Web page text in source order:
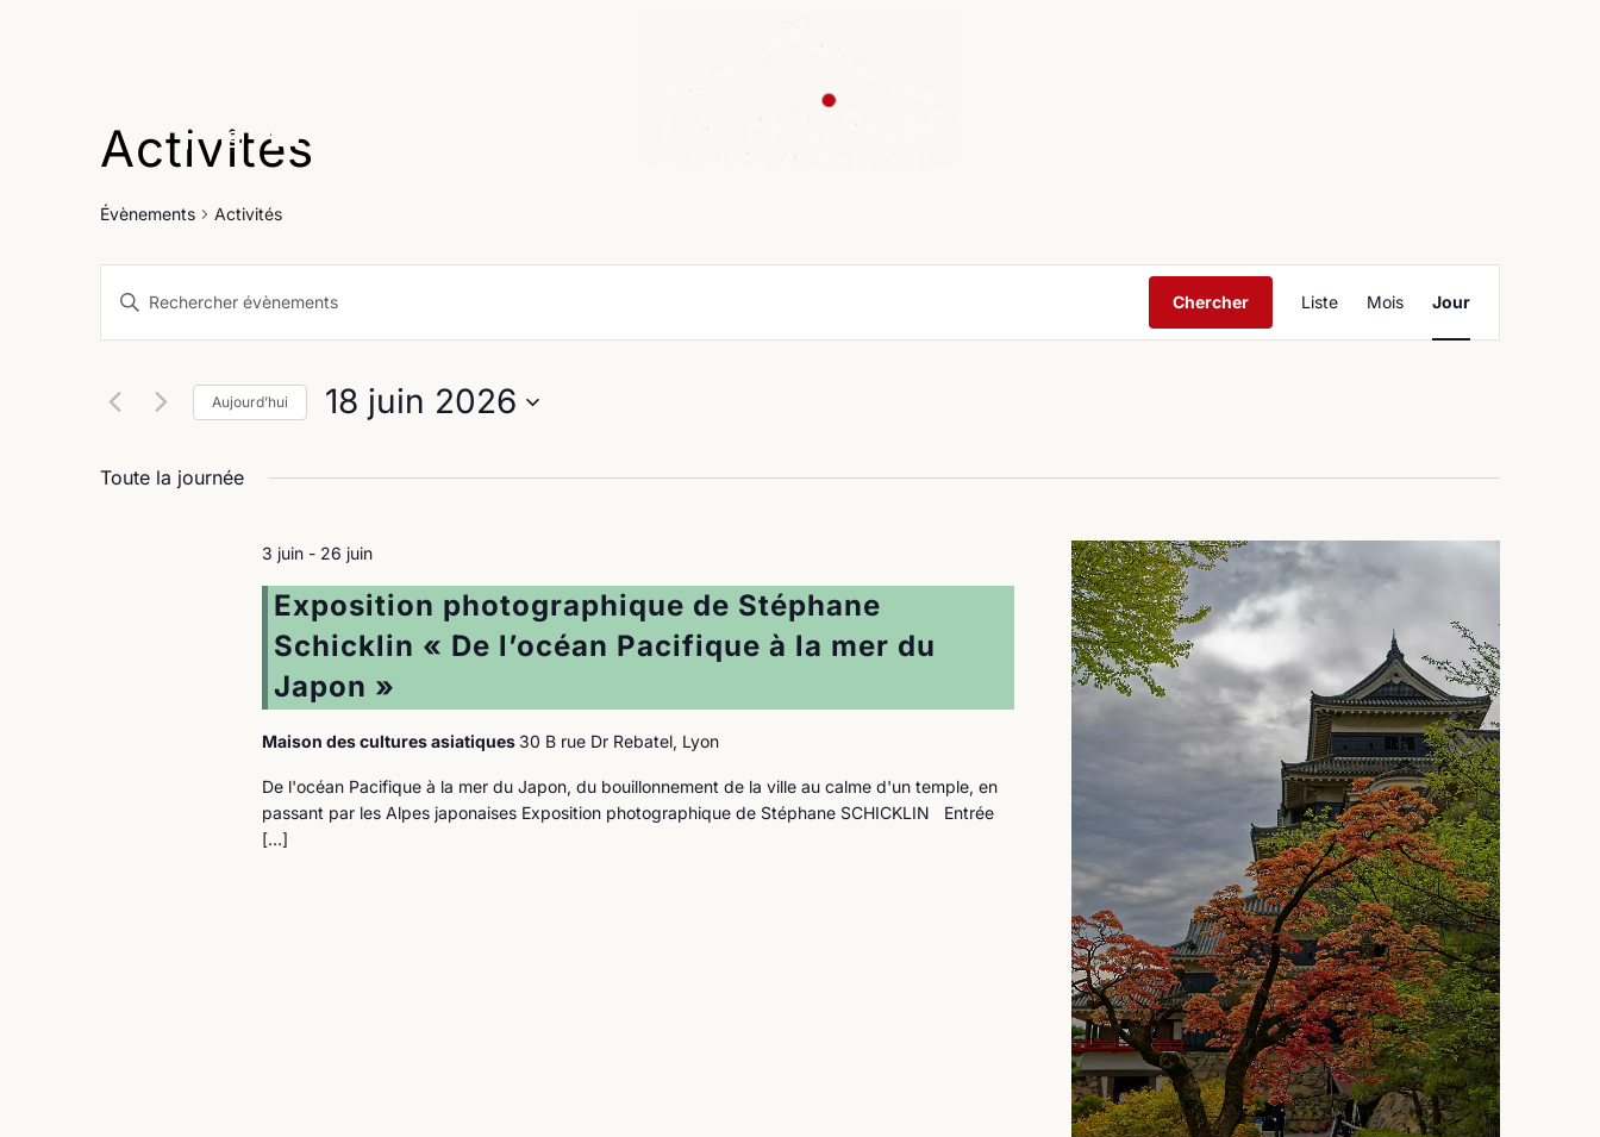
Activités
Évènements Activités
Recherche
et
de
Évènements
Saisir
Évènements
clé.
Chercher
de
Liste Mois Jour
Aujourd’hui 18 juin 2026
Toute la journée
3 juin- 26 juin
Exposition photographique de Stéphane
Schicklin « De l’océan Pacifique à la mer du
Japon »
Maison des cultures asiatiques 30 B rue Dr Rebatel, Lyon
De l'océan Pacifique à la mer du Japon, du bouillonnement de la ville au calme d'un temple, en
passant par les Alpes japonaises Exposition photographique de Stéphane SCHICKLIN Entrée
[…]